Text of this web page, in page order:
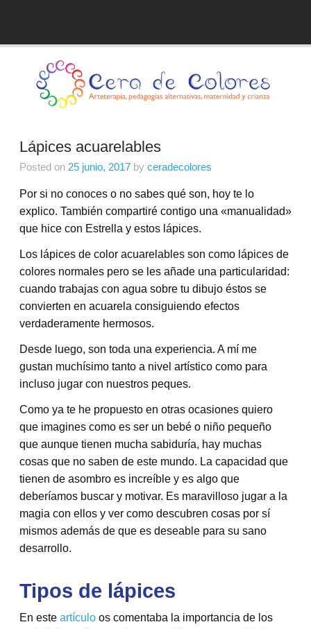
Lápices acuarelables
Posted on 25 junio, 2017 by ceradecolores
Por si no conoces o no sabes qué son, hoy te lo
explico. También compartiré contigo una «manualidad»
que hice con Estrella y estos lápices.
Los lápices de color acuarelables son como lápices de
colores normales pero se les añade una particularidad:
cuando trabajas con agua sobre tu dibujo éstos se
convierten en acuarela consiguiendo efectos
verdaderamente hermosos.
Desde luego, son toda una experiencia. A mí me
gustan muchísimo tanto a nivel artístico como para
incluso jugar con nuestros peques.
Como ya te he propuesto en otras ocasiones quiero
que imagines como es ser un bebé o niño pequeño
que aunque tienen mucha sabiduría, hay muchas
cosas que no saben de este mundo. La capacidad que
tienen de asombro es increíble y es algo que
deberíamos buscar y motivar. Es maravilloso jugar a la
magia con ellos y ver como descubren cosas por sí
mismos además de que es deseable para su sano
desarrollo.
Tipos de lápices
En este artículo os comentaba la importancia de los